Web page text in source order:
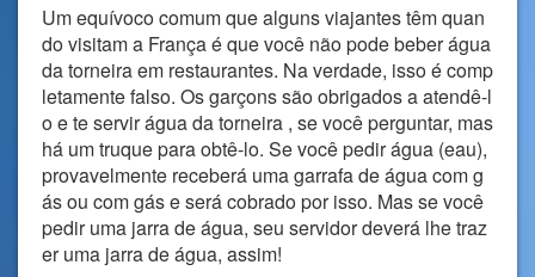
Um equívoco comum que alguns viajantes têm quan
do visitam a França é que você não pode beber água
da torneira em restaurantes. Na verdade, isso é comp
letamente falso. Os garçons são obrigados a atendê-l
o e te servir água da torneira , se você perguntar, mas
há um truque para obtê-lo. Se você pedir água (eau),
provavelmente receberá uma garrafa de água com g
ás ou com gás e será cobrado por isso. Mas se você
pedir uma jarra de água, seu servidor deverá lhe traz
er uma jarra de água, assim!